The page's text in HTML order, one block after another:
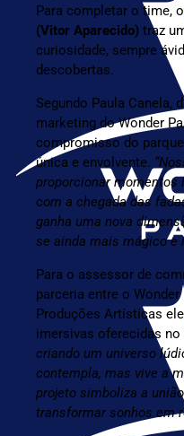
Para completar o time,
(Vitor Aparecido) traz
curiosidade, sempre
descobertas.
Segundo Paula Canela,
marketing do Wonder
compromisso do
única e envolvente.
proporcionar
com a chegada das
ganha uma nova
se ainda mais mágico e
Para o assessor de
parceria entre o
Produções Artísticas
imersivas oferecidas no
criando um universo
contempla, mas vive a
projeto simboliza a
transformar sonhos em